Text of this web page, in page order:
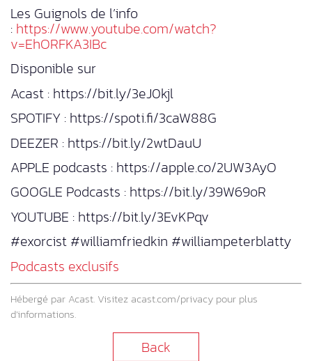
Les Guignols de l’info
: https://www.youtube.com/watch?
v=EhORFKA3IBc
Disponible sur
Acast : https://bit.ly/3eJ0kjl
SPOTIFY : https://spoti.fi/3caW88G
DEEZER : https://bit.ly/2wtDauU
APPLE podcasts : https://apple.co/2UW3AyO
GOOGLE Podcasts : https://bit.ly/39W69oR
YOUTUBE : https://bit.ly/3EvKPqv
#exorcist #williamfriedkin #williampeterblatty
Podcasts exclusifs
Hébergé par Acast. Visitez acast.com/privacy pour plus
d’informations.
Back